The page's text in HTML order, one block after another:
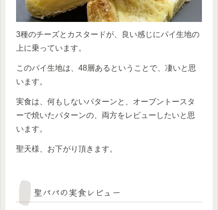
3種のチーズとカスタードが、良い感じにパイ生地の
上に乗っています。
このパイ生地は、48層あるということで、凄いと思
います。
実食は、何もしないパターンと、オーブントースタ
ーで焼いたパターンの、両方をレビューしたいと思
います。
聖天様、お下がり頂きます。
聖パパの実食レビュー